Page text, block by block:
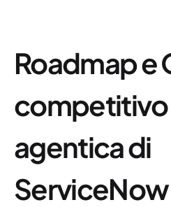
Roadmap e
competitivo
agentica di
ServiceNow